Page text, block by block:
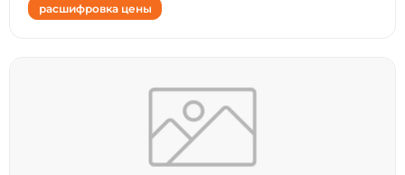
расшифровка цены